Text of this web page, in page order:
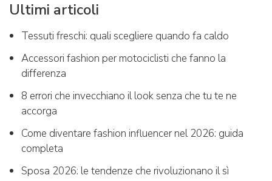
Ultimi articoli
Tessuti freschi: quali scegliere quando fa caldo
Accessori fashion per motociclisti che fanno la
differenza
8 errori che invecchiano il look senza che tu te ne
accorga
Come diventare fashion influencer nel 2026: guida
completa
Sposa 2026: le tendenze che rivoluzionano il sì